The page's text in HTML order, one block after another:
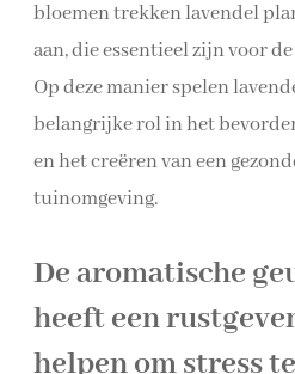
bloemen trekken lavendel
aan, die essentieel zijn voor
Op deze manier spelen
belangrijke rol in het
en het creëren van een
tuinomgeving.
De aromatische
heeft een
helpen om stress